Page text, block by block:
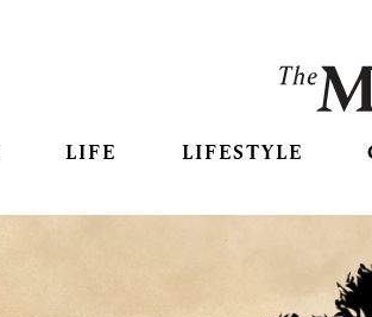
LIFE LIFESTYLE